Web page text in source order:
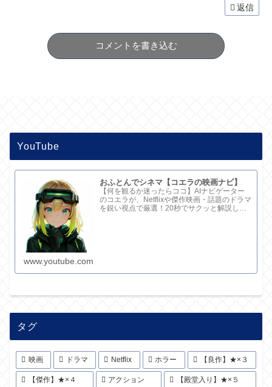
返信
コメントを書き込む
YouTube
おふとんでシネマ【コエラの映画ナビ】
【何を観るか迷ったらココ】AIナビゲーター
のコエラが、Netflixや傑作映画・話題のドラマ
を鋭い視点で厳選！20秒でサクッと解説して
www.youtube.com
タグ
映画 ドラマ Netflix ホラー 【良作】★×３
【傑作】★×４ アクション 【殿堂入り】★×５